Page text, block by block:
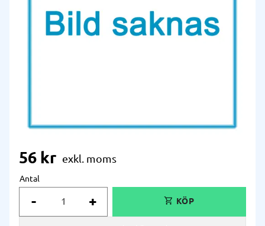
56 kr
Antal
+
-